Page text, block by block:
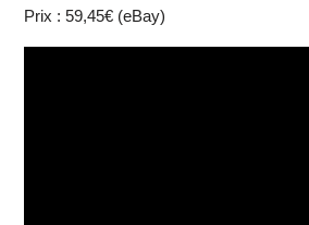
Prix : 59,45€ (eBay)